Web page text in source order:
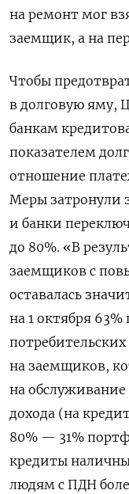
на ремонт мог
заемщик, а на
Чтобы
в долговую яму,
банкам
показателем
отношение
Меры затронули
и банки
до 80%. «В
заемщиков с
оставалась
на 1 октября
на заемщиков,
на обслуживание
дохода (на
80% — 31%
кредиты
людям с ПДН